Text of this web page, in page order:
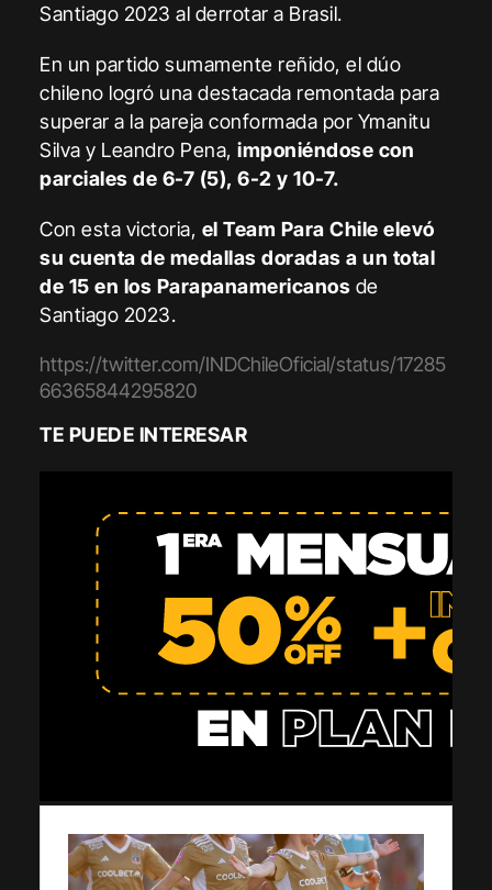
Santiago 2023 al derrotar a Brasil.
En un partido sumamente reñido, el dúo
chileno logró una destacada remontada para
superar a la pareja conformada por Ymanitu
Silva y Leandro Pena, imponiéndose con
parciales de 6-7 (5), 6-2 y 10-7.
Con esta victoria, el Team Para Chile elevó
su cuenta de medallas doradas a un total
de 15 en los Parapanamericanos de
Santiago 2023.
https://twitter.com/INDChileOficial/status/17285
66365844295820
TE PUEDE INTERESAR